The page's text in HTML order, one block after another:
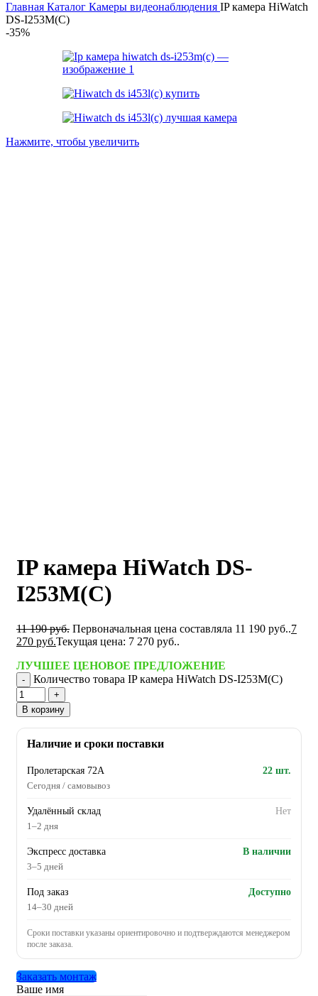
Главная Каталог Камеры видеонаблюдения IP камера HiWatch
DS-I253M(С)
-35%
Нажмите, чтобы увеличить
IP камера HiWatch DS-
I253M(С)
11 190руб. Первоначальная цена составляла 11 190 руб..7
270 руб.Текущая цена: 7 270 руб..
ЛУЧШЕЕ ЦЕНОВОЕ ПРЕДЛОЖЕНИЕ
Количество товара IP камера HiWatch DS-I253M(С)
В корзину
Наличие и сроки поставки
Пролетарская 72А
22 шт.
Сегодня / самовывоз
Удалённый склад
Нет
1–2 дня
Экспресс доставка
В наличии
3–5 дней
Под заказ
Доступно
14–30 дней
Сроки поставки указаны ориентировочно и подтверждаются менеджером
после заказа.
Заказать монтаж
Ваше имя